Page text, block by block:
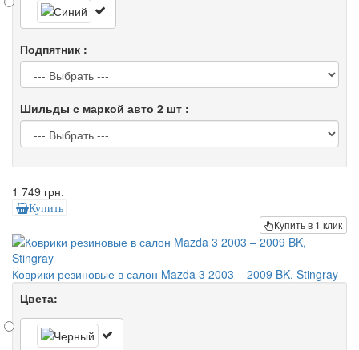
Подпятник :
Шильды с маркой авто 2 шт :
1 749 грн.
Купить
Купить в 1 клик
Коврики резиновые в салон Mazda 3 2003 – 2009 BK, Stingray
Цвета: